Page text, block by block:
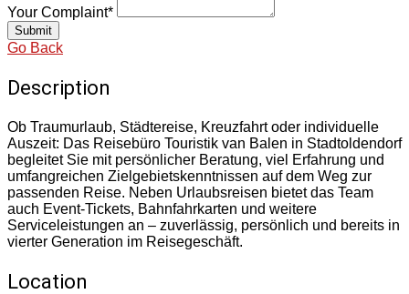
Your Complaint*
Submit
Go Back
Description
Ob Traumurlaub, Städtereise, Kreuzfahrt oder individuelle
Auszeit: Das Reisebüro Touristik van Balen in Stadtoldendorf
begleitet Sie mit persönlicher Beratung, viel Erfahrung und
umfangreichen Zielgebietskenntnissen auf dem Weg zur
passenden Reise. Neben Urlaubsreisen bietet das Team
auch Event-Tickets, Bahnfahrkarten und weitere
Serviceleistungen an – zuverlässig, persönlich und bereits in
vierter Generation im Reisegeschäft.
Location